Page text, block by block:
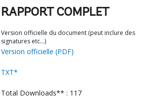
RAPPORT COMPLET
Version officielle du document (peut inclure des
signatures etc…)
Version officielle (PDF)
TXT*
Total Downloads** : 117